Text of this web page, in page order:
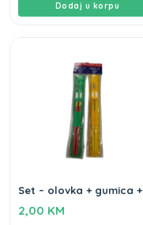
Dodaj u korpu
Set – olovka + gumica +
2,00 KM